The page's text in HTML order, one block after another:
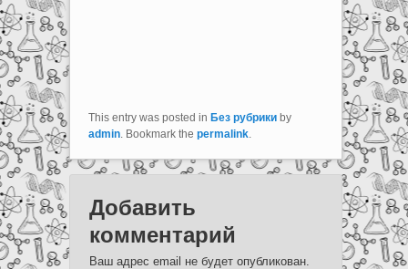
This entry was posted in Без рубрикиby
admin. Bookmark the permalink.
Добавить
комментарий
Ваш адрес email не будет опубликован.